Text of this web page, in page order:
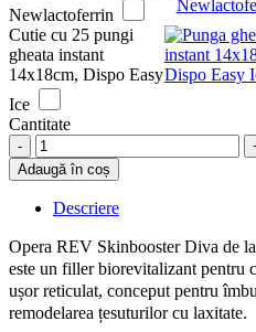
Newlactoferrin
Cutie cu 25 pungi
gheata instant
14x18cm, Dispo Easy
Ice
Cantitate
Skinbooster
corp
10
ml,
Opera
REV
Diva
hidratare
profundă
Adaugă în coș
Descriere
Opera REV Skinbooster Diva de
este un filler biorevitalizant pentru
ușor reticulat, conceput pentru
remodelarea țesuturilor cu laxitate.